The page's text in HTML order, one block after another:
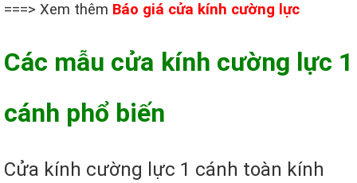
===> Xem thêm Báo giá cửa kính cường lực
Các mẫu cửa kính cường lực 1
cánh phổ biến
Cửa kính cường lực 1 cánh toàn kính